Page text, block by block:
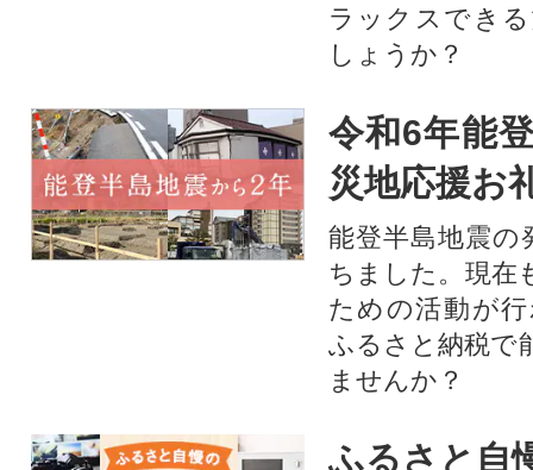
ラックスでき
しょうか？
令和6年能
災地応援お
能登半島地震の
ちました。現在
ための活動が
ふるさと納税で
ませんか？
ふるさと自